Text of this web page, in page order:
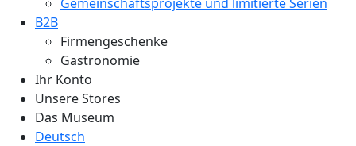
B2B
Firmengeschenke
Gastronomie
Ihr Konto
Unsere Stores
Das Museum
Deutsch